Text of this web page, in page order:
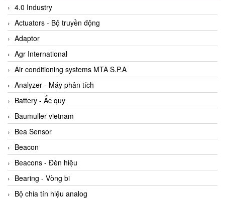
4B VietNam Vietnam
ABB Vietnam
AC Infinity Vietnam
AC&E Telecommunications
AC&T Vietnam
Accepta Vietnam
ACCUMAC Vietnam
AccuWeb Vietnam
Acey
ACOEM Vietnam
ADCA Vietnam
ADFweb Vietnam
Adler Vietnam
4.0 Industry
Actuators - Bộ truyền động
Adaptor
Agr International
Air conditioning systems MTA S.P.A
Analyzer - Máy phân tích
Battery - Ắc quy
Baumuller vietnam
Bea Sensor
Beacon
Beacons - Đèn hiệu
Bearing - Vòng bi
Bộ chia tín hiệu analog